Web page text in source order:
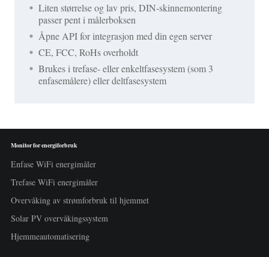
Liten størrelse og lav pris, DIN-skinnemontering
passer pent i målerboksen
Åpne API for integrasjon med din egen server
CE, FCC, RoHs overholdt
Brukes i trefase- eller enkeltfasesystem (som 3
enfasemålere) eller deltfasesystem
Monitor for energiforbruk
Enfase WiFi energimåler
Trefase WiFi energimåler
Overvåking av strømforbruk til hjemmet
Solar PV overvåkingssystem
Hjemmeautomatisering